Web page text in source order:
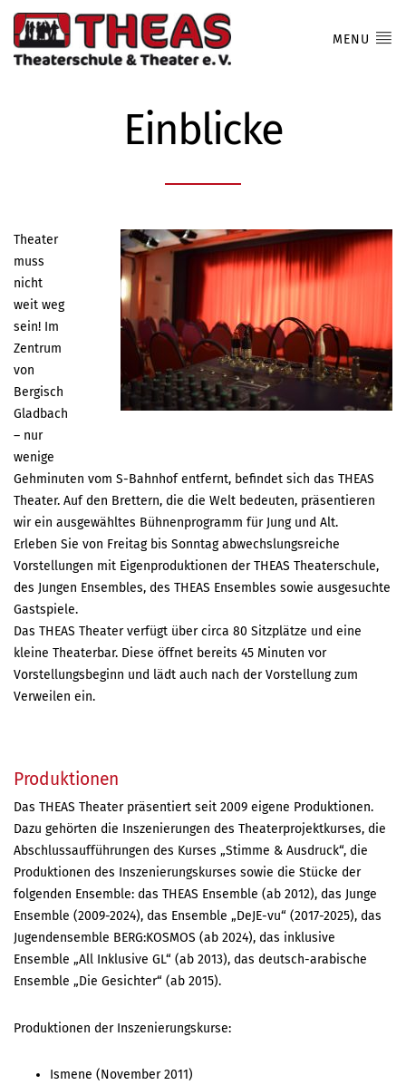
MENU
Einblicke
Theater
muss
nicht
weit weg
sein! Im
Zentrum
von
Bergisch
Gladbach
– nur
wenige
Gehminuten vom S-Bahnhof entfernt, befindet sich das THEAS
Theater. Auf den Brettern, die die Welt bedeuten, präsentieren
wir ein ausgewähltes Bühnenprogramm für Jung und Alt.
Erleben Sie von Freitag bis Sonntag abwechslungsreiche
Vorstellungen mit Eigenproduktionen der THEAS Theaterschule,
des Jungen Ensembles, des THEAS Ensembles sowie ausgesuchte
Gastspiele.
Das THEAS Theater verfügt über circa 80 Sitzplätze und eine
kleine Theaterbar. Diese öffnet bereits 45 Minuten vor
Vorstellungsbeginn und lädt auch nach der Vorstellung zum
Verweilen ein.
Produktionen
Das THEAS Theater präsentiert seit 2009 eigene Produktionen.
Dazu gehörten die Inszenierungen des Theaterprojektkurses, die
Abschlussaufführungen des Kurses „Stimme & Ausdruck“, die
Produktionen des Inszenierungskurses sowie die Stücke der
folgenden Ensemble: das THEAS Ensemble (ab 2012), das Junge
Ensemble (2009-2024), das Ensemble „DeJE-vu“ (2017-2025), das
Jugendensemble BERG:KOSMOS (ab 2024), das inklusive
Ensemble „All Inklusive GL“ (ab 2013), das deutsch-arabische
Ensemble „Die Gesichter“ (ab 2015).
Produktionen der Inszenierungskurse:
Ismene (November 2011)